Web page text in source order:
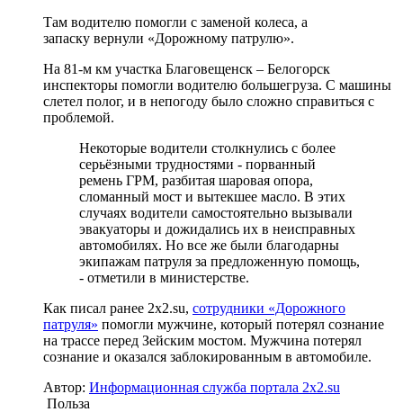
Там водителю помогли с заменой колеса, а
запаску вернули «Дорожному патрулю».
На 81-м км участка Благовещенск – Белогорск
инспекторы помогли водителю большегруза. С машины
слетел полог, и в непогоду было сложно справиться с
проблемой.
Некоторые водители столкнулись с более
серьёзными трудностями - порванный
ремень ГРМ, разбитая шаровая опора,
сломанный мост и вытекшее масло. В этих
случаях водители самостоятельно вызывали
эвакуаторы и дожидались их в неисправных
автомобилях. Но все же были благодарны
экипажам патруля за предложенную помощь,
- отметили в министерстве.
Как писал ранее 2x2.su, сотрудники «Дорожного
патруля» помогли мужчине, который потерял сознание
на трассе перед Зейским мостом. Мужчина потерял
сознание и оказался заблокированным в автомобиле.
Автор: Информационная служба портала 2x2.su
Польза